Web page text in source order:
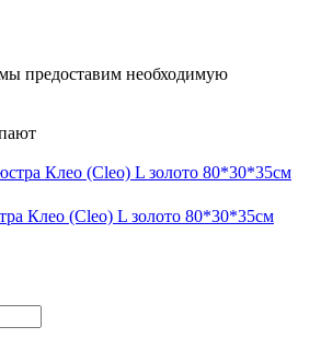
предоставим необходимую
Клео (Cleo) L золото 80*30*35см